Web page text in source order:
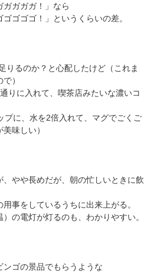
ガガガガ！」なら
ゴゴ！」というくらいの差。
りるのか？と心配したけど（これま
）
りに入れて、喫茶店みたいな濃いコ
プに、水を2倍入れて、マグでごくご
味しい）
やや長めだが、朝の忙しいときに飲
事をしているうちに出来上がる。
の電灯が灯るのも、わかりやすい。
ゴの景品でもらうような